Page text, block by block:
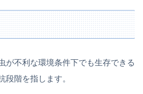
が不利な環境条件下でも生存できる
段階を指します。